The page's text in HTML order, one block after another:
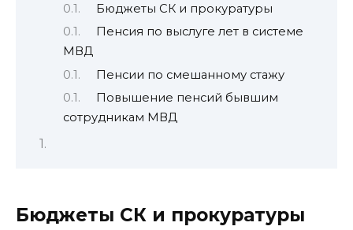
Бюджеты СК и прокуратуры
Пенсия по выслуге лет в системе
МВД
Пенсии по смешанному стажу
Повышение пенсий бывшим
сотрудникам МВД
Бюджеты СК и прокуратуры